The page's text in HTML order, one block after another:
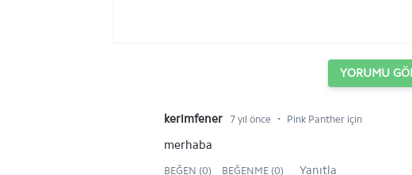
YORUMU
kerimfener 7 yıl önce ⋅ Pink Panther için
merhaba
BEĞEN (0) BEĞENME (0) Yanıtla